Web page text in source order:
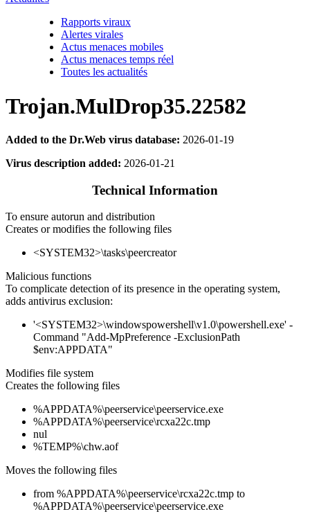
Rapports viraux
Alertes virales
Actus menaces mobiles
Actus menaces temps réel
Toutes les actualités
Trojan.MulDrop35.22582
Added to the Dr.Web virus database: 2026-01-19
Virus description added: 2026-01-21
Technical Information
To ensure autorun and distribution
Creates or modifies the following files
<SYSTEM32>\tasks\peercreator
Malicious functions
To complicate detection of its presence in the operating system,
adds antivirus exclusion:
'<SYSTEM32>\windowspowershell\v1.0\powershell.exe' -
Command "Add-MpPreference -ExclusionPath
$env:APPDATA"
Modifies file system
Creates the following files
%APPDATA%\peerservice\peerservice.exe
%APPDATA%\peerservice\rcxa22c.tmp
nul
%TEMP%\chw.aof
Moves the following files
from %APPDATA%\peerservice\rcxa22c.tmp to
%APPDATA%\peerservice\peerservice.exe